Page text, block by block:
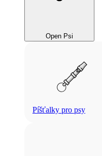
Open Psi
Píšťalky pro psy